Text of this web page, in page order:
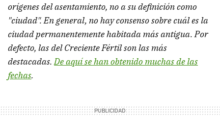
orígenes del asentamiento, no a su definición como
"ciudad". En general, no hay consenso sobre cuál es la
ciudad permanentemente habitada más antigua. Por
defecto, las del Creciente Fértil son las más
destacadas.De aquí se han obtenido muchas de las
fechas.